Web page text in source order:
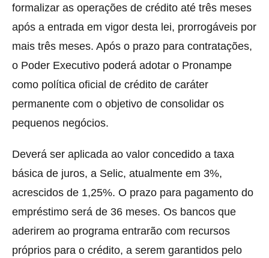
formalizar as operações de crédito até três meses
após a entrada em vigor desta lei, prorrogáveis por
mais três meses. Após o prazo para contratações,
o Poder Executivo poderá adotar o Pronampe
como política oficial de crédito de caráter
permanente com o objetivo de consolidar os
pequenos negócios.
Deverá ser aplicada ao valor concedido a taxa
básica de juros, a Selic, atualmente em 3%,
acrescidos de 1,25%. O prazo para pagamento do
empréstimo será de 36 meses. Os bancos que
aderirem ao programa entrarão com recursos
próprios para o crédito, a serem garantidos pelo